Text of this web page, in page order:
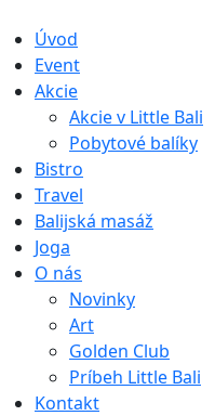
Úvod
Event
Akcie
Akcie v Little Bali
Pobytové balíky
Bistro
Travel
Balijská masáž
Joga
O nás
Novinky
Art
Golden Club
Príbeh Little Bali
Kontakt